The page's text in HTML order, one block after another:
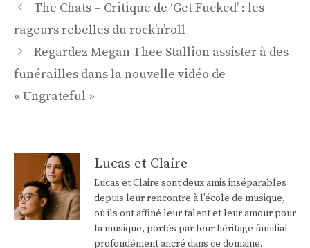
Navigation
des
The Chats – Critique de ‘Get Fucked’ : les
rageurs rebelles du rock’n’roll
Regardez Megan Thee Stallion assister à des
funérailles dans la nouvelle vidéo de
« Ungrateful »
Lucas et Claire
Lucas et Claire sont deux amis inséparables
depuis leur rencontre à l'école de musique,
où ils ont affiné leur talent et leur amour pour
la musique, portés par leur héritage familial
profondément ancré dans ce domaine.